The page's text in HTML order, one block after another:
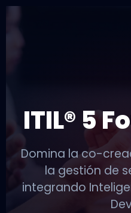
ITIL® 5
Domina la co-
la gestión de
integrando